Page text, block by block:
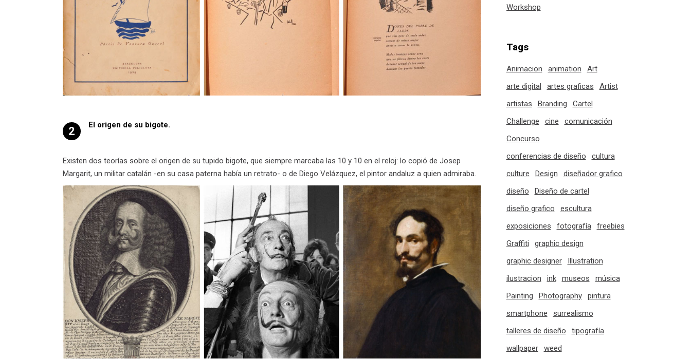
2 El origen de su bigote.
Existen dos teorías sobre el origen de su tupido bigote, que siempre marcaba las 10 y 10 en el reloj: lo copió de Josep
Margarit, un militar catalán -en su casa paterna había un retrato- o de Diego Velázquez, el pintor andaluz a quien admiraba.
Workshop
Tags
Animacion animation
Art
arte digital
artes graficas
Artist
artistas
Branding
Cartel
Challenge
cine
comunicación
Concurso
conferencias de diseño
cultura
culture
Design
diseñador grafico
diseño
Diseño de cartel
diseño grafico
escultura
exposiciones
fotografía
freebies
Graffiti
graphic design
graphic designer
Illustration
ilustracion
ink museos
música
Painting
Photography
pintura
smartphone
surrealismo
talleres de diseño
tipografía
wallpaper
weed